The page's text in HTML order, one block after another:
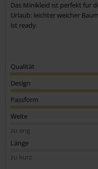
Das Minikleid ist perfekt fur
Urlaub: leichter weicher
ist ready.
Qualität
Design
Passform
Weite
zu eng
Länge
zu kurz